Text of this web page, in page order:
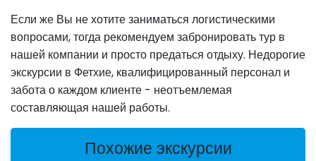
Если же Вы не хотите заниматься логистическими
вопросами, тогда рекомендуем забронировать тур в
нашей компании и просто предаться отдыху. Недорогие
экскурсии в Фетхие, квалифицированный персонал и
забота о каждом клиенте - неотъемлемая
составляющая нашей работы.
Похожие экскурсии